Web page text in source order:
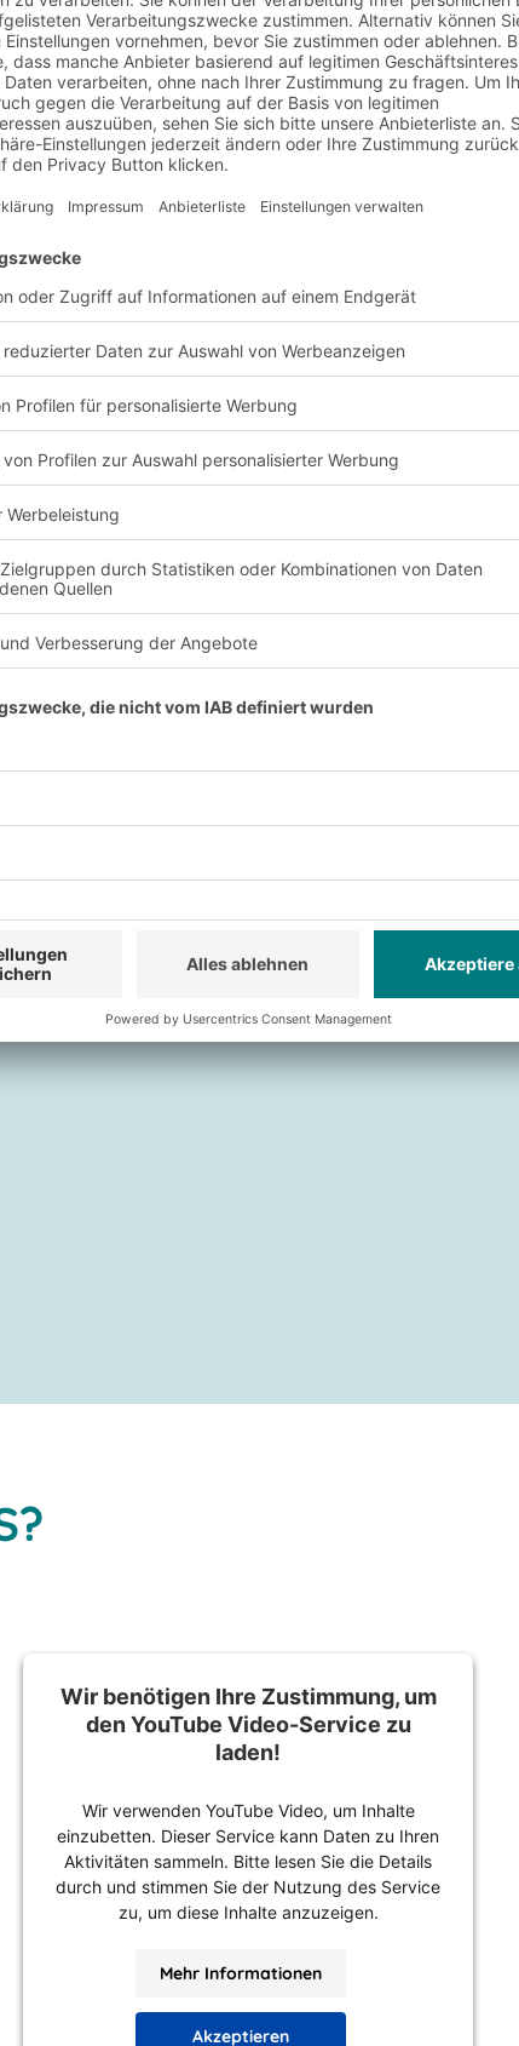
17.08.2023 TEILEN
im Lager
Management
Wir benötigen Ihre Zustimmung, um
den YouTube Video-Service zu
laden!
Wir verwenden YouTube Video, um Inhalte
einzubetten. Dieser Service kann Daten zu Ihren
Aktivitäten sammeln. Bitte lesen Sie die Details
durch und stimmen Sie der Nutzung des Service
zu, um diese Inhalte anzuzeigen.
Mehr Informationen
Akzeptieren